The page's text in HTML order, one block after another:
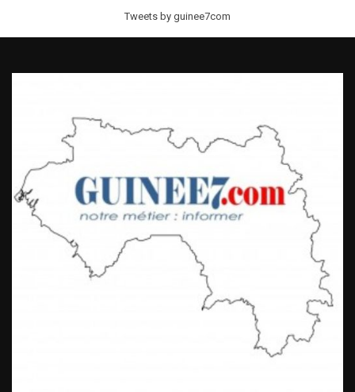
Tweets by guinee7com